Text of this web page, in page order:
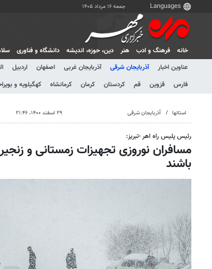
جمعه ۱۶ مرداد ۱۴۰۵
خانه فرهنگ و ادب هنر دين، حوزه، انديشه دانشگاه و فناوری
عناوین اخبار
آذربایجان شرقی آذربایجان غربی اصفهان اردبیل
فارس
قزوین قم کردستان کرمان کرمانشاه کهگیلویه و
استانها آذربایجان شرقی ۲۹ اسفند ۱۴۰۰، ۲۱:۴۶
رئیس پلیس راه اهر -تبریز:
مسافران نوروزی تجهیزات زمستانی و
باشند